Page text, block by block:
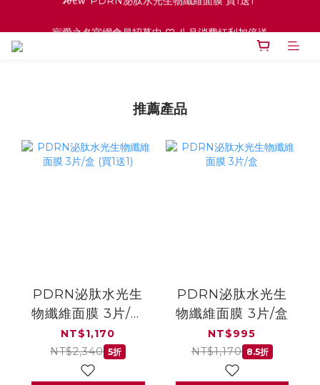
推薦產品
PDRN泌肽水光生
物纖維面膜 3片/盒
(買1送1)
NT$1,170
NT$2,340 5折
PDRN泌肽水光生
物纖維面膜 3片/盒
NT$995
NT$1,170 8.5折